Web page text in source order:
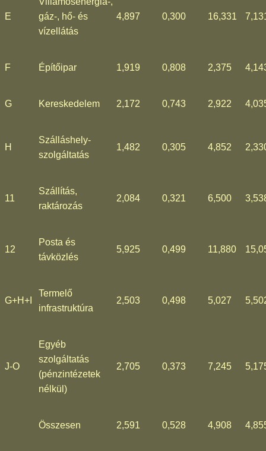
E
gáz-, hő- és
vízellátás
4,897 0,300 16,331
F Építőipar 1,919 0,808 2,375
G Kereskedelem 2,172 0,743 2,922
H
Szálláshely-
szolgáltatás
1,482 0,305 4,852
11
Szállítás,
raktározás
2,084 0,321 6,500
12
Posta és
távközlés
5,925 0,499 11,880
G+H+I
Termelő
infrastruktúra
2,503 0,498 5,027
J-O
Egyéb
szolgáltatás
(pénzintézetek
nélkül)
2,705 0,373 7,245
Összesen 2,591 0,528 4,908